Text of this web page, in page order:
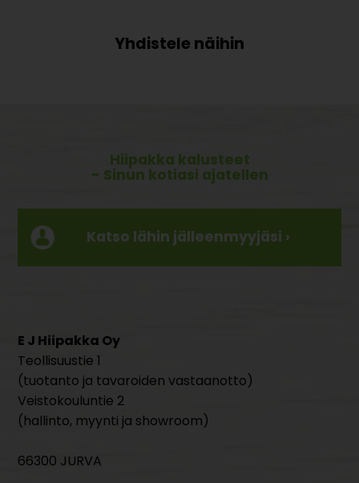
Hiipakka kalusteet
- Sinun kotiasi ajatellen
Katso lähin jälleenmyyjäsi ›
E J Hiipakka Oy
Teollisuustie 1
(tuotanto ja tavaroiden vastaanotto)
Veistokouluntie 2
(hallinto, myynti ja showroom)
66300 JURVA